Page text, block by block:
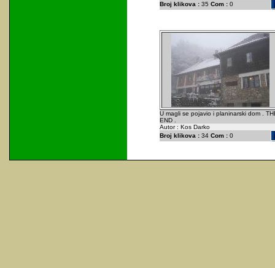
Broj klikova :35 Com :0
U magli se pojavio i planinarski dom .
END .
Autor : Kos Darko
Broj klikova :34 Com :0